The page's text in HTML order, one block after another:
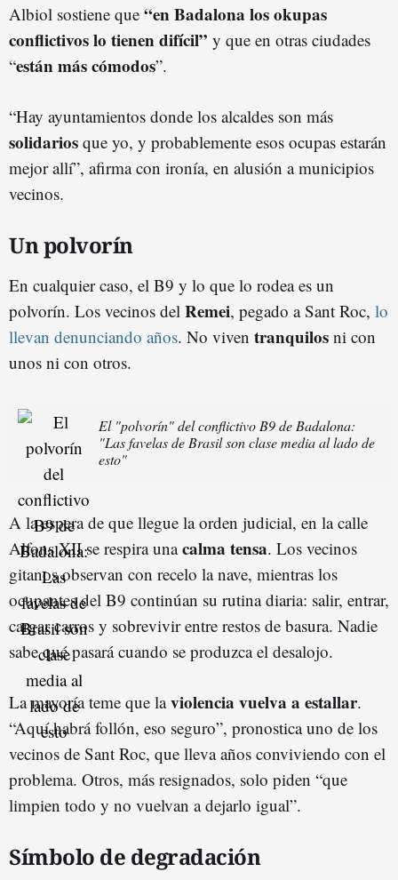
Albiol sostiene que “en Badalona los okupas
conflictivos lo tienen difícil” y que en otras ciudades
“están más cómodos”.
“Hay ayuntamientos donde los alcaldes son más
solidarios que yo, y probablemente esos ocupas estarán
mejor allí”, afirma con ironía, en alusión a municipios
vecinos.
Un polvorín
En cualquier caso, el B9 y lo que lo rodea es un
polvorín. Los vecinos del Remei, pegado a Sant Roc, lo
llevan denunciando años. No viven tranquilos ni con
unos ni con otros.
El "polvorín" del conflictivo B9 de Badalona:
"Las favelas de Brasil son clase media al lado de
esto"
A la espera de que llegue la orden judicial, en la calle
Alfons XII se respira unacalma tensa. Los vecinos
gitanos observan con recelo la nave, mientras los
ocupantes del B9 continúan su rutina diaria: salir, entrar,
cargar carros y sobrevivir entre restos de basura. Nadie
sabe qué pasará cuando se produzca el desalojo.
La mayoría teme que laviolencia vuelva a estallar.
“Aquí habrá follón, eso seguro”, pronostica uno de los
vecinos de Sant Roc, que lleva años conviviendo con el
problema. Otros, más resignados, solo piden “que
limpien todo y no vuelvan a dejarlo igual”.
Símbolo de degradación